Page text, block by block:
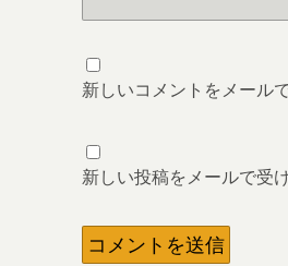
新しいコメントをメール
新しい投稿をメールで受